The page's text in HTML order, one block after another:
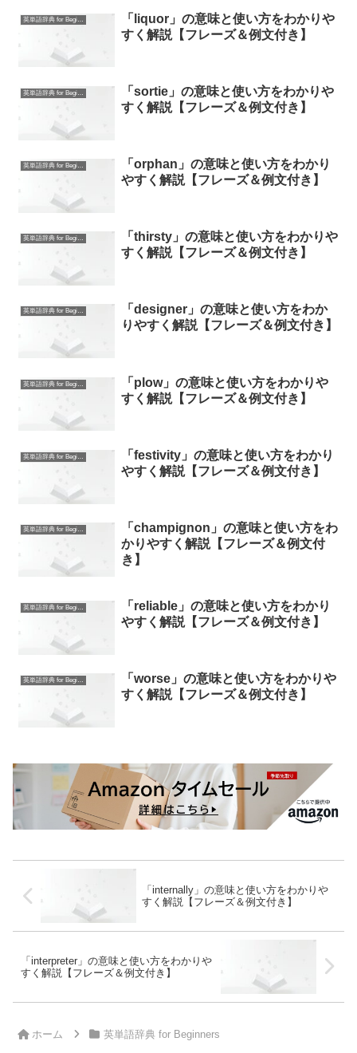
英単語辞典 for Beginners
「liquor」の意味と使い方をわかりや
すく解説【フレーズ＆例文付き】
英単語辞典 for Beginners
「sortie」の意味と使い方をわかりや
すく解説【フレーズ＆例文付き】
英単語辞典 for Beginners
「orphan」の意味と使い方をわかり
やすく解説【フレーズ＆例文付き】
英単語辞典 for Beginners
「thirsty」の意味と使い方をわかりや
すく解説【フレーズ＆例文付き】
英単語辞典 for Beginners
「designer」の意味と使い方をわか
りやすく解説【フレーズ＆例文付き】
英単語辞典 for Beginners
「plow」の意味と使い方をわかりや
すく解説【フレーズ＆例文付き】
英単語辞典 for Beginners
「festivity」の意味と使い方をわかり
やすく解説【フレーズ＆例文付き】
英単語辞典 for Beginners
「champignon」の意味と使い方をわ
かりやすく解説【フレーズ＆例文付
き】
英単語辞典 for Beginners
「reliable」の意味と使い方をわかり
やすく解説【フレーズ＆例文付き】
英単語辞典 for Beginners
「worse」の意味と使い方をわかりや
すく解説【フレーズ＆例文付き】
「internally」の意味と使い方をわかりや
すく解説【フレーズ＆例文付き】
「interpreter」の意味と使い方をわかりや
すく解説【フレーズ＆例文付き】
ホーム 英単語辞典 for Beginners